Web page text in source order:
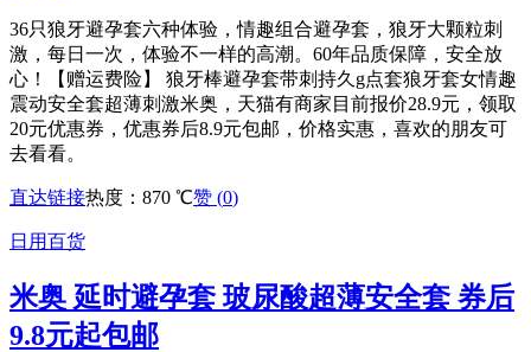
36只狼牙避孕套六种体验，情趣组合避孕套，狼牙大颗粒刺
激，每日一次，体验不一样的高潮。60年品质保障，安全放
心！【赠运费险】 狼牙棒避孕套带刺持久g点套狼牙套女情趣
震动安全套超薄刺激米奥，天猫有商家目前报价28.9元，领取
20元优惠券，优惠券后8.9元包邮，价格实惠，喜欢的朋友可
去看看。
直达链接热度：870 ℃赞 (0)
日用百货
米奥 延时避孕套 玻尿酸超薄安全套 券后
9.8元起包邮